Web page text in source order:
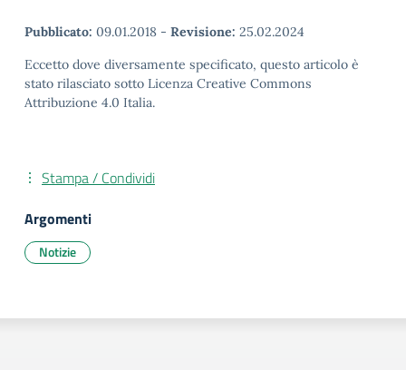
Pubblicato: 09.01.2018 - Revisione: 25.02.2024
Eccetto dove diversamente specificato, questo articolo è
stato rilasciato sotto Licenza Creative Commons
Attribuzione 4.0 Italia.
Stampa / Condividi
Argomenti
Notizie